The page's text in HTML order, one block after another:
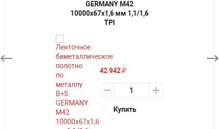
GERMANY M42
10000х67х1,6 мм 1,1/1,6
TPI
42 942₽
Купить